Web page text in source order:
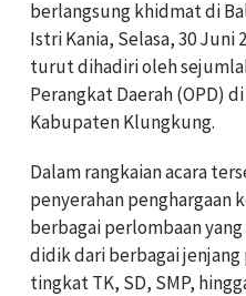
berlangsung khidmat di
Istri Kania, Selasa, 30 Juni
turut dihadiri oleh
Perangkat Daerah (OPD)
Kabupaten Klungkung.
Dalam rangkaian acara
penyerahan penghargaan
berbagai perlombaan
didik dari berbagai
tingkat TK, SD, SMP,